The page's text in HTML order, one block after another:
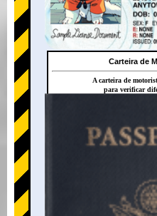
Carteira de
A carteira de
para verificar